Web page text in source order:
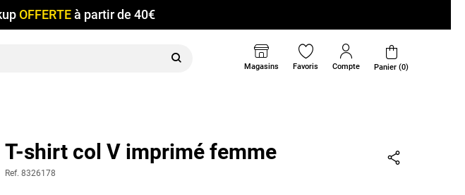
OFFERTEà partir de 40€
Magasins Favoris Compte Panier (0)
T-shirt col V imprimé femme
Ref. 8326178